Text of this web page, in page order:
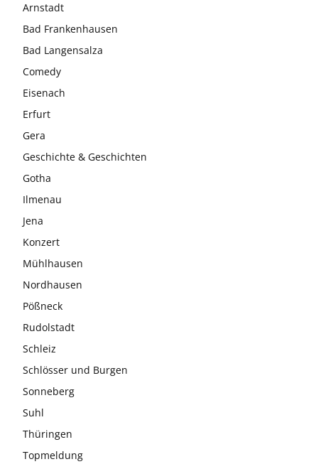
Arnstadt
Bad Frankenhausen
Bad Langensalza
Comedy
Eisenach
Erfurt
Gera
Geschichte & Geschichten
Gotha
Ilmenau
Jena
Konzert
Mühlhausen
Nordhausen
Pößneck
Rudolstadt
Schleiz
Schlösser und Burgen
Sonneberg
Suhl
Thüringen
Topmeldung